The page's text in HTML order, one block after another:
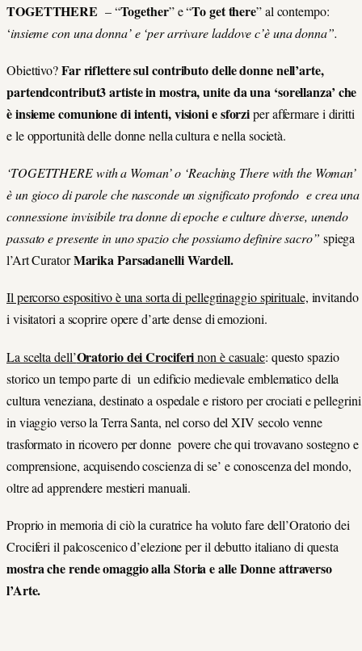
TOGETTHERE – “Together” e “To get there” al contempo:
‘insieme con una donna’ e ‘per arrivare laddove c’è una donna”.
Obiettivo?Far riflettere sul contributo delle donne nell’arte,
partendcontribut3 artiste in mostra, unite da una ‘sorellanza’ che
è insieme comunione di intenti, visioni e sforziper affermare i diritti
e le opportunità delle donne nella cultura e nella società.
‘TOGETTHERE with a Woman’ o ‘Reaching There with the Woman’
è un gioco di parole che nasconde un significato profondo e crea una
connessione invisibile tra donne di epoche e culture diverse, unendo
passato e presente in uno spazio che possiamo definire sacro” spiega
l’Art CuratorMarika Parsadanelli Wardell.
Il percorso espositivo è una sorta di pellegrinaggio spirituale, invitando
i visitatori a scoprire opere d’arte dense di emozioni.
La scelta dell’Oratorio dei Crociferinon è casuale: questo spazio
storico un tempo parte di un edificio medievale emblematico della
cultura veneziana, destinato a ospedale e ristoro per crociati e pellegrini
in viaggio verso la Terra Santa, nel corso del XIV secolo venne
trasformato in ricovero per donne povere che qui trovavano sostegno e
comprensione, acquisendo coscienza di se’ e conoscenza del mondo,
oltre ad apprendere mestieri manuali.
Proprio in memoria di ciò la curatrice ha voluto fare dell’Oratorio dei
Crociferi il palcoscenico d’elezione per il debutto italiano di questa
mostra che rende omaggio alla Storia e alle Donne attraverso
l’Arte.